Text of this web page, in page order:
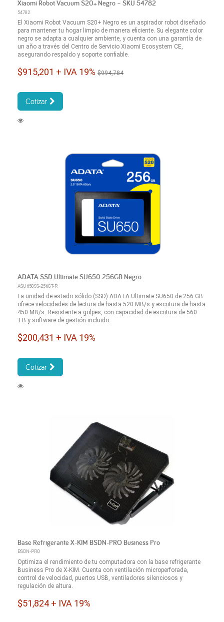
Xiaomi Robot Vacuum S20+ Negro – SKU 54782
54782
El Xiaomi Robot Vacuum S20+ Negro es un aspirador robot diseñado
para mantener tu hogar limpio de manera eficiente. Su elegante color
negro se adapta a cualquier ambiente, y cuenta con una garantía de
un año a través del Centro de Servicio Xiaomi Ecosystem CE,
asegurando respaldo y soporte confiable.
$915,201 + IVA 19%$994,784
Cotizar
ADATA SSD Ultimate SU650 256GB Negro
ASU650SS-256GT-R
La unidad de estado sólido (SSD) ADATA Ultimate SU650 de 256 GB
ofrece velocidades de lectura de hasta 520 MB/s y escritura de hasta
450 MB/s. Resistente a golpes, con capacidad de escritura de 560
TB y software de gestión incluido.
$200,431 + IVA 19%
Cotizar
Base Refrigerante X-KIM BSDN-PRO Business Pro
BSDN-PRO
Optimiza el rendimiento de tu computadora con la base refrigerante
Business Pro de X-KIM. Cuenta con ventilación microperforada,
control de velocidad, puertos USB, ventiladores silenciosos y
regulación de altura.
$51,824 + IVA 19%